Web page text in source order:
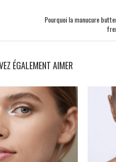
Pourquoi la manucure
ÉGALEMENT AIMER